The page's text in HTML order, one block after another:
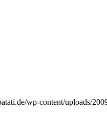
wp-content/uploads/